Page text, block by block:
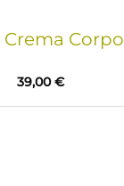
Crema Corpo
39,00€